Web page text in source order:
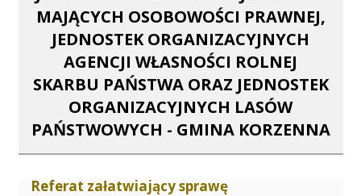
MAJĄCYCH OSOBOWOŚCI PRAWNEJ,
JEDNOSTEK ORGANIZACYJNYCH
AGENCJI WŁASNOŚCI ROLNEJ
SKARBU PAŃSTWA ORAZ JEDNOSTEK
ORGANIZACYJNYCH LASÓW
PAŃSTWOWYCH - GMINA KORZENNA
Referat załatwiający sprawę